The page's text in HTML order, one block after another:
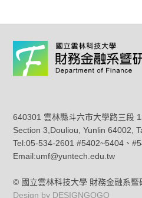
640301 雲林縣斗六市大學路三段
Section 3,Douliou, Yunlin 64002,
Tel:05-534-2601 #5402~5404
Email:umf@yuntech.edu.tw
© 國立雲林科技大學 財務金融系暨
Design by DESIGNGOGO